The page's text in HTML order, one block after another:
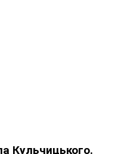
Кульчицького.